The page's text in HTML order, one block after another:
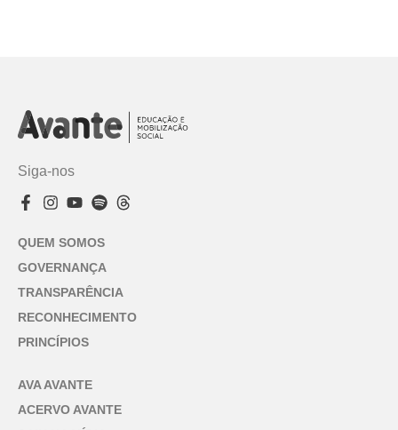
Siga-nos
QUEM SOMOS
GOVERNANÇA
TRANSPARÊNCIA
RECONHECIMENTO
PRINCÍPIOS
AVA AVANTE
ACERVO AVANTE